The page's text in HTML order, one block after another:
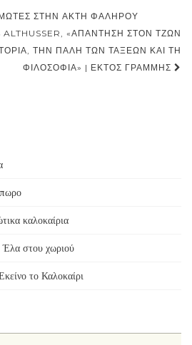
ΣΤΗΝ ΑΚΤΉ ΦΑΛΉΡΟΥ
«ΑΠΆΝΤΗΣΗ ΣΤΟΝ ΤΖΩΝ
ΤΗΝ ΠΆΛΗ ΤΩΝ ΤΆΞΕΩΝ ΚΑΙ ΤΗ
ΦΙΛΟΣΟΦΊΑ» | ΕΚΤΌΣ ΓΡΑΜΜΉΣ
καλοκαίρια
Έλα στου χωριού
το Καλοκαίρι